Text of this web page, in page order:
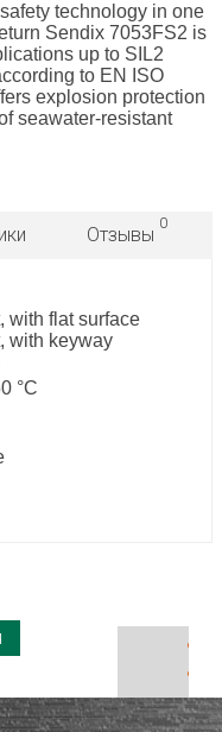
technology in one
Sendix 7053FS2 is
up to SIL2
to EN ISO
explosion protection
seawater-resistant
Отзывы
0
with flat surface
with keyway
°C